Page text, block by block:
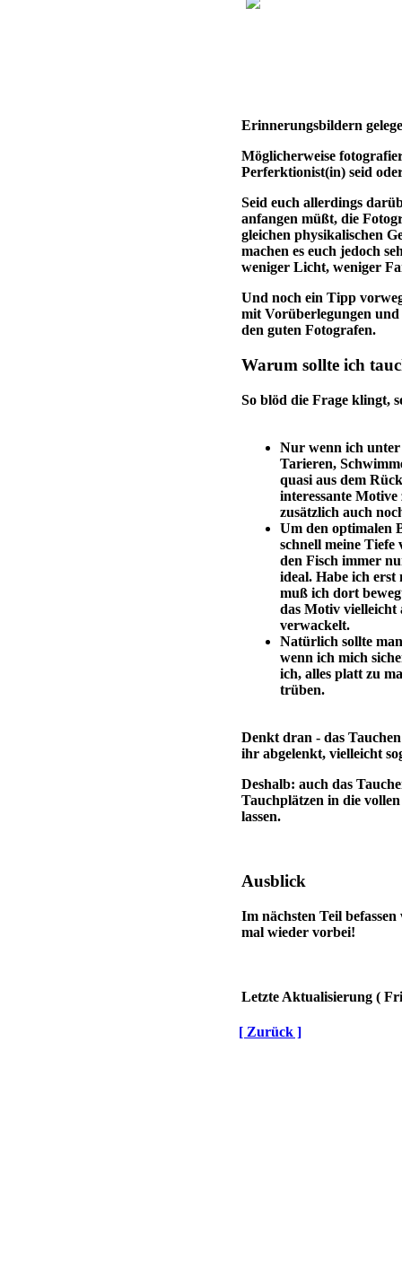
Erinnerungsbildern
Möglicherweise
Perferktionist(in) seid
Seid euch allerdings
anfangen müßt, die
gleichen physikalischen
machen es euch jedoch
weniger Licht, weniger
Und noch ein Tipp
mit Vorüberlegungen und
den guten Fotografen.
Warum sollte ich
So blöd die Frage klingt,
Nur wenn ich unter
Tarieren,
quasi aus dem
interessante
zusätzlich auch
Um den optimalen
schnell meine Tiefe
den Fisch immer
ideal. Habe ich erst
muß ich dort
das Motiv
verwackelt.
Natürlich sollte
wenn ich mich
ich, alles platt zu
trüben.
Denkt dran - das
ihr abgelenkt, vielleicht
Deshalb: auch das
Tauchplätzen in die
lassen.
Ausblick
Im nächsten Teil
mal wieder vorbei!
Letzte Aktualisierung (
[ Zurück ]